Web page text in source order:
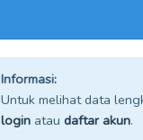
Informasi:
Untuk melihat data
login atau daftar akun.